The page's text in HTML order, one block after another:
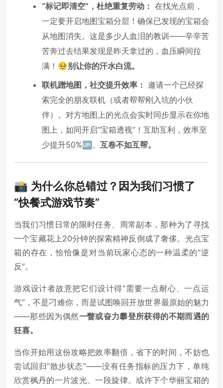
“标记即清空”，杜绝重复劳动： 在找光点前，
一定要开启地图宝箱分层！确保已发现的宝箱会
从地图消失。这是多少人血泪的教训——辛辛苦
苦奔过去结果发现是昨天拿过的，血压瞬间拉
满！🥺别让你的汗水白流。
联机蹭地图，社交提升效率： 邀请一个已经探
索完全的朋友联机（或者帮帮刚入坑的小伙
伴）。对方地图上的光点会实时同步显示在你地
图上，如同开启“宝箱透视”！互助互利，效率至
少提升50%🆙。 互卷不如互帮。
📸 为什么你总错过？因为我们习惯了
“快餐式游戏节奏”
当我们习惯日常的限时任务、周常副本，那种为了寻找
一个宝藏花上20分钟的探索精神反倒成了奢侈。光点宝
箱的存在，恰恰像是对当前玩家心态的一种温柔的“逆
反”。
游戏设计者故意把它们设计得“需要一点耐心、一点运
气”，不是刁难你，而是试图唤回开放世界最原始的魅力
——那些因为偶然一瞥或奋力攀登所获得的不期而遇的
狂喜。
当你开始用这份攻略把效率翻倍，省下的时间，不妨也
尝试回归“散步状态”——没有任务指标的压力下，单纯
欣赏枫丹的一片波光、一段旋律。或许下个华丽宝箱的